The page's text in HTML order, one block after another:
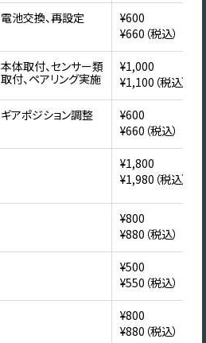
電池交換、再設定
¥600
¥660（税込）
本体取付、センサー類
取付、ペアリング実施
¥1,000
¥1,100（税込）
ギアポジション調整
¥600
¥660（税込）
¥1,800
¥1,980（税込）
¥800
¥880（税込）
¥500
¥550（税込）
¥800
¥880（税込）